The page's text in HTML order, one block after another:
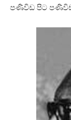
පණිවිඩ පිට පණිවිඩ